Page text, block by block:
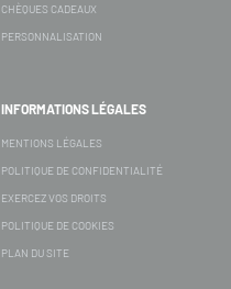
CHÈQUES CADEAUX
PERSONNALISATION
INFORMATIONS LÉGALES
MENTIONS LÉGALES
POLITIQUE DE CONFIDENTIALITÉ
EXERCEZ VOS DROITS
POLITIQUE DE COOKIES
PLAN DU SITE